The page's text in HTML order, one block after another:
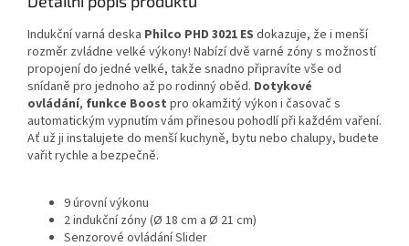
Indukční varná deska Philco PHD 3021 ES dokazuje, že i menší
rozměr zvládne velké výkony! Nabízí dvě varné zóny s možností
propojení do jedné velké, takže snadno připravíte vše od
snídaně pro jednoho až po rodinný oběd. Dotykové
ovládání, funkce Boost pro okamžitý výkon i časovač s
automatickým vypnutím vám přinesou pohodlí při každém vaření.
Ať už ji instalujete do menší kuchyně, bytu nebo chalupy, budete
vařit rychle a bezpečně.
9 úrovní výkonu
2 indukční zóny (Ø 18 cm a Ø 21 cm)
Senzorové ovládání Slider